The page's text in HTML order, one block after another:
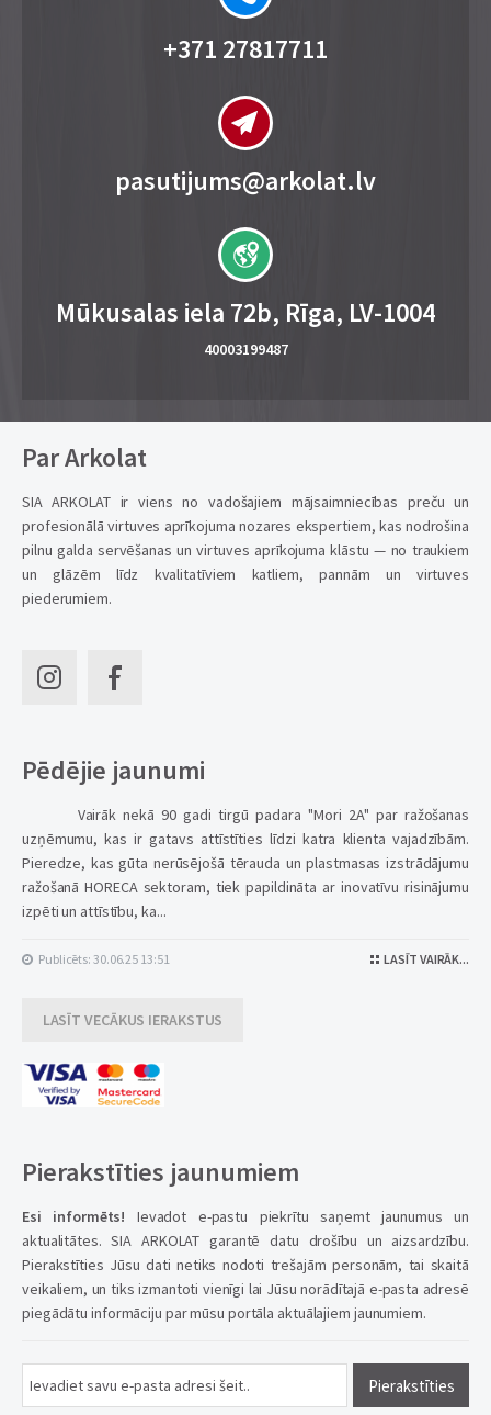
+371 27817711
pasutijums@arkolat.lv
Mūkusalas iela 72b, Rīga, LV-1004
40003199487
Par Arkolat
SIA ARKOLAT ir viens no vadošajiem mājsaimniecības preču un
profesionālā virtuves aprīkojuma nozares ekspertiem, kas nodrošina
pilnu galda servēšanas un virtuves aprīkojuma klāstu — no traukiem
un glāzēm līdz kvalitatīviem katliem, pannām un virtuves
piederumiem.
Pēdējie jaunumi
Vairāk nekā 90 gadi tirgū padara "Mori 2A" par ražošanas
uzņēmumu, kas ir gatavs attīstīties līdzi katra klienta vajadzībām.
Pieredze, kas gūta nerūsējošā tērauda un plastmasas izstrādājumu
ražošanā HORECA sektoram, tiek papildināta ar inovatīvu risinājumu
izpēti un attīstību, ka...
Publicēts: 30.06.25 13:51 LASĪT VAIRĀK...
LASĪT VECĀKUS IERAKSTUS
Pierakstīties jaunumiem
Esi informēts! Ievadot e-pastu piekrītu saņemt jaunumus un
aktualitātes. SIA ARKOLAT garantē datu drošību un aizsardzību.
Pierakstīties Jūsu dati netiks nodoti trešajām personām, tai skaitā
veikaliem, un tiks izmantoti vienīgi lai Jūsu norādītajā e-pasta adresē
piegādātu informāciju par mūsu portāla aktuālajiem jaunumiem.
Pierakstīties